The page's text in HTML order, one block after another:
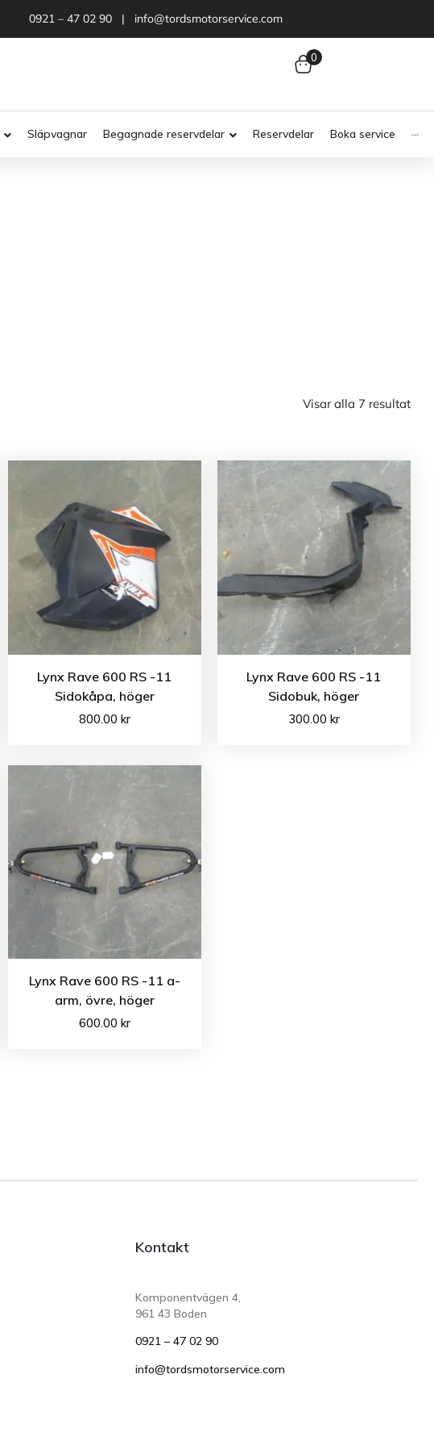
0921 – 47 02 90 | info@tordsmotorservice.com
0
Släpvagnar Begagnade reservdelar Reservdelar Boka service ···
Visar alla 7 resultat
Lynx Rave 600 RS -11
Sidokåpa, höger
800.00 kr
Lynx Rave 600 RS -11
Sidobuk, höger
300.00 kr
Lynx Rave 600 RS -11 a-
arm, övre, höger
600.00 kr
Kontakt
Komponentvägen 4,
961 43 Boden
0921 – 47 02 90
info@tordsmotorservice.com